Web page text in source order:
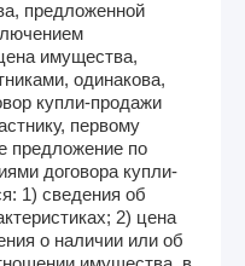
предложенной
имущества,
одинакова,
купли-продажи
первому
предложение по
договора купли-
1) сведения об
2) цена
о наличии или об